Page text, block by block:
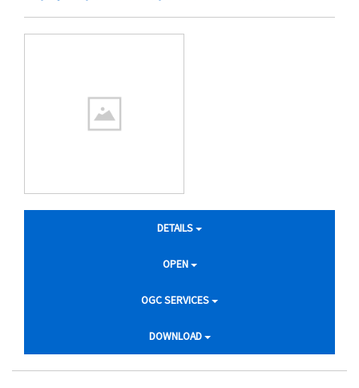
DETAILS
OPEN
OGC SERVICES
DOWNLOAD